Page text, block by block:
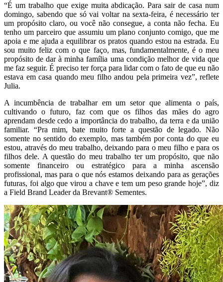
“É um trabalho que exige muita abdicação. Para sair de casa num
domingo, sabendo que só vai voltar na sexta-feira, é necessário ter
um propósito claro, ou você não consegue, a conta não fecha. Eu
tenho um parceiro que assumiu um plano conjunto comigo, que me
apoia e me ajuda a equilibrar os pratos quando estou na estrada. Eu
sou muito feliz com o que faço, mas, fundamentalmente, é o meu
propósito de dar à minha família uma condição melhor de vida que
me faz seguir. É preciso ter força para lidar com o fato de que eu não
estava em casa quando meu filho andou pela primeira vez”, reflete
Julia.
A incumbência de trabalhar em um setor que alimenta o país,
cultivando o futuro, faz com que os filhos das mães do agro
aprendam desde cedo a importância do trabalho, da terra e da união
familiar. “Pra mim, bate muito forte a questão de legado. Não
somente no sentido do exemplo, mas também por conta do que eu
estou, através do meu trabalho, deixando para o meu filho e para os
filhos dele. A questão do meu trabalho ter um propósito, que não
somente financeiro ou estratégico para a minha ascensão
profissional, mas para o que nós estamos deixando para as gerações
futuras, foi algo que virou a chave e tem um peso grande hoje”, diz
a Field Brand Leader da Brevant®️ Sementes.